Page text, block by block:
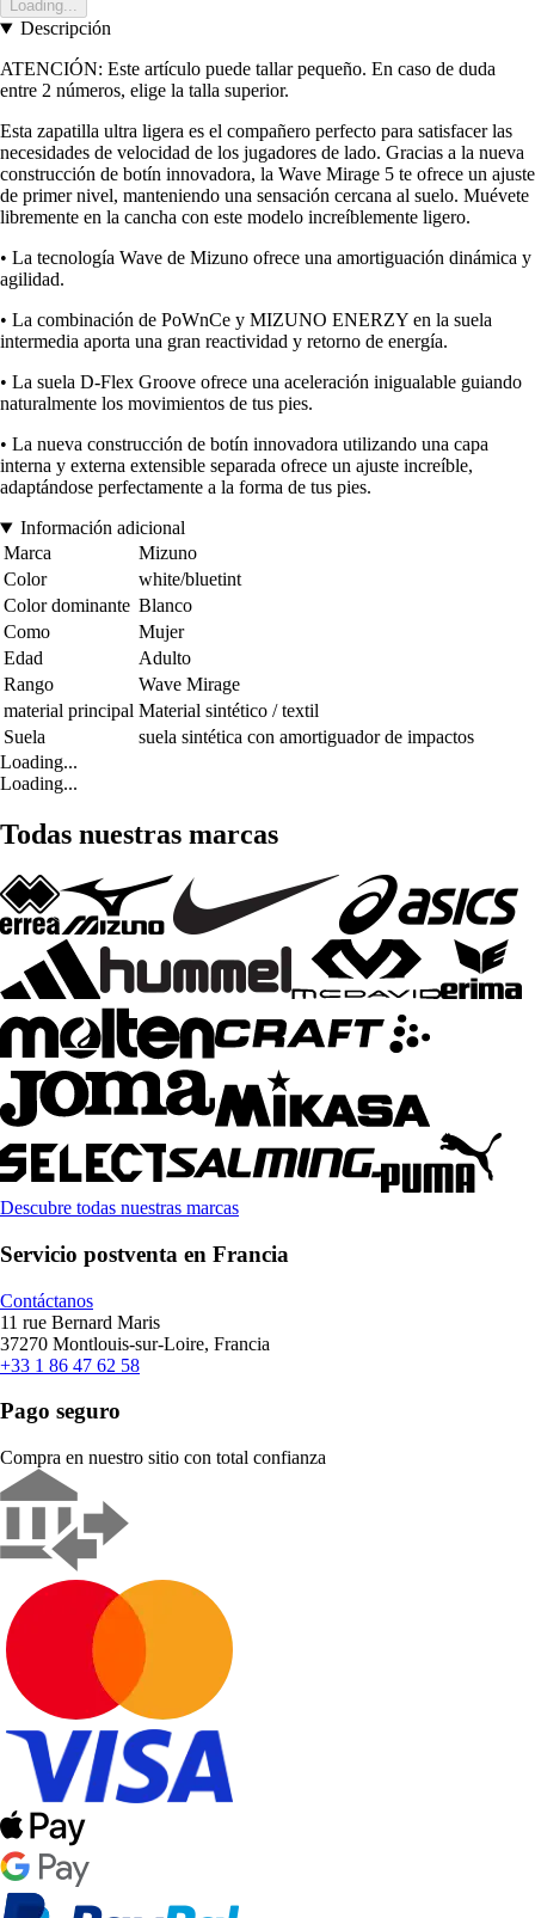
Loading...
Descripción
ATENCIÓN: Este artículo puede tallar pequeño. En caso de duda
entre 2 números, elige la talla superior.
Esta zapatilla ultra ligera es el compañero perfecto para satisfacer las
necesidades de velocidad de los jugadores de lado. Gracias a la nueva
construcción de botín innovadora, la Wave Mirage 5 te ofrece un ajuste
de primer nivel, manteniendo una sensación cercana al suelo. Muévete
libremente en la cancha con este modelo increíblemente ligero.
• La tecnología Wave de Mizuno ofrece una amortiguación dinámica y
agilidad.
• La combinación de PoWnCe y MIZUNO ENERZY en la suela
intermedia aporta una gran reactividad y retorno de energía.
• La suela D-Flex Groove ofrece una aceleración inigualable guiando
naturalmente los movimientos de tus pies.
• La nueva construcción de botín innovadora utilizando una capa
interna y externa extensible separada ofrece un ajuste increíble,
adaptándose perfectamente a la forma de tus pies.
Información adicional
Marca
Mizuno
Color
white/bluetint
Color dominante Blanco
Como
Mujer
Edad
Adulto
Rango
Wave Mirage
material principal Material sintético / textil
Suela
suela sintética con amortiguador de impactos
Loading...
Loading...
Todas nuestras marcas
Descubre todas nuestras marcas
Servicio postventa en Francia
Contáctanos
11 rue Bernard Maris
37270 Montlouis-sur-Loire, Francia
+33 1 86 47 62 58
Pago seguro
Compra en nuestro sitio con total confianza